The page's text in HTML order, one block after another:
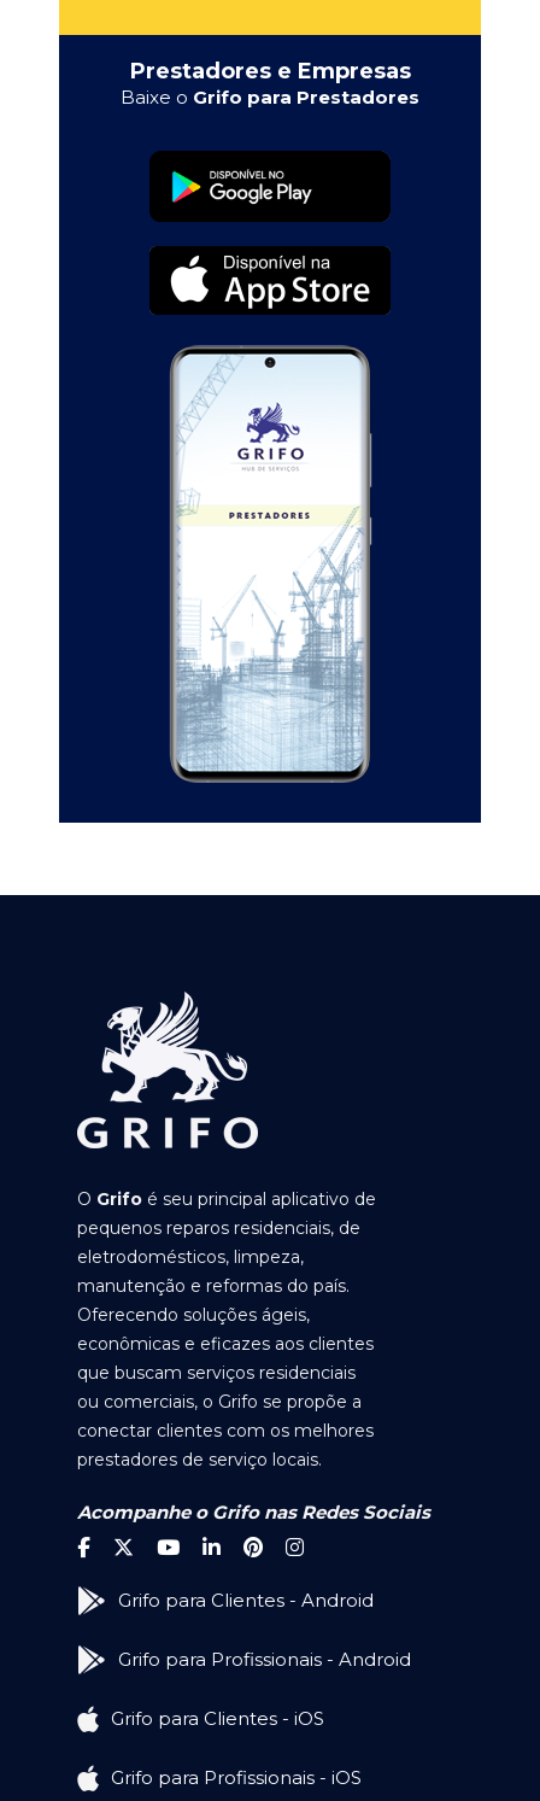
Prestadores e Empresas
Baixe o Grifo para Prestadores
O Grifo é seu principal aplicativo de
pequenos reparos residenciais, de
eletrodomésticos, limpeza,
manutenção e reformas do país.
Oferecendo soluções ágeis,
econômicas e eficazes aos clientes
que buscam serviços residenciais
ou comerciais, o Grifo se propõe a
conectar clientes com os melhores
prestadores de serviço locais.
Acompanhe o Grifo nas Redes Sociais
Grifo para Clientes - Android
Grifo para Profissionais - Android
Grifo para Clientes - iOS
Grifo para Profissionais - iOS